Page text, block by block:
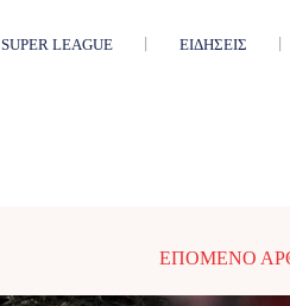
SUPER LEAGUE ΕΙΔΉΣΕΙΣ
ΕΠΌΜΕΝΟ